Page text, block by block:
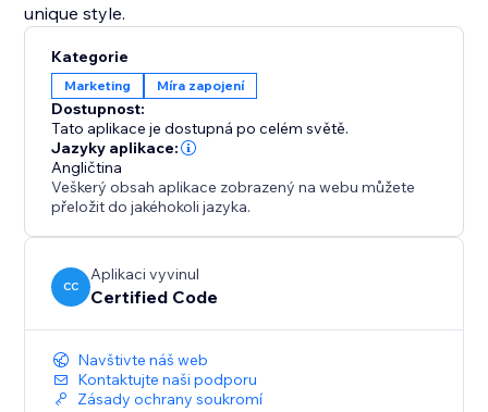
unique style.
Kategorie
Marketing Míra zapojení
Dostupnost:
Tato aplikace je dostupná po celém světě.
Jazyky aplikace:
Angličtina
Veškerý obsah aplikace zobrazený na webu můžete
přeložit do jakéhokoli jazyka.
CC
Aplikaci vyvinul
Certified Code
Navštivte náš web
Kontaktujte naši podporu
Zásady ochrany soukromí